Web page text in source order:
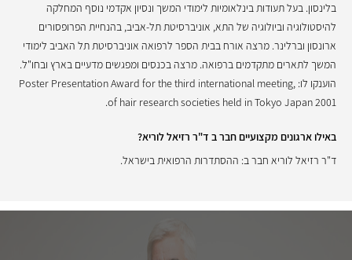
בלינסון. בעל תעודות בינלאומיות לימודי המשך ונסיון אקדמי נוסף המחלקה
להיסטולוגיה וביולוגיה של התא, אוניברסיטת תל-אביב, בהנחיית הפרופסורים
ארונסון וברלינר. מרצה אורח בבית הספר לרפואה אוניברסיטת תל האביב לימודי
המשך לתארים מתקדמים ברפואה. מרצה בכנסים ומפגשים מדעיים בארץ ובחו"ל.
הוענקו לו: Poster Presentation Award for the third international meeting,
of hair research societies held in Tokyo Japan 2001.
באילו ארגונים מקצועיים חבר ב ד"ר רזיאל לוריא?
ד"ר רזיאל לוריא חבר ב: ההסתדרות הרפואית בישראל.